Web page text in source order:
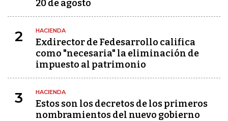
20 de agosto
2 HACIENDA
Exdirector de Fedesarrollo califica
como "necesaria" la eliminación de
impuesto al patrimonio
3 HACIENDA
Estos son los decretos de los primeros
nombramientos del nuevo gobierno